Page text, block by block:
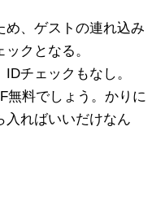
め、ゲストの連れ込み
クとなる。
チェックもなし。
無料でしょう。かりに
入ればいいだけなん